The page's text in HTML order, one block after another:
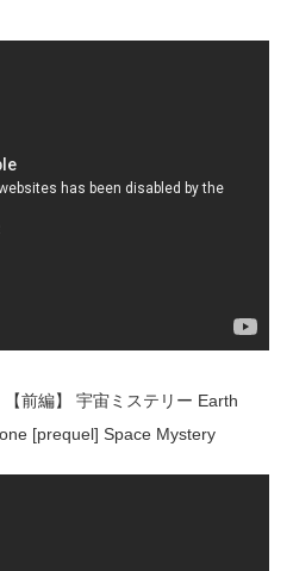
前編】 宇宙ミステリー Earth
[prequel] Space Mystery